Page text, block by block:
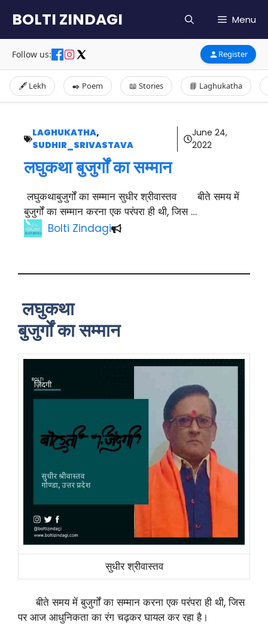
content
BOLTI ZINDAGI Menu
Follow us: Register
🖋️ Lekh ✒️ Poem 📖 Stories 📘 Laghukatha
LAGHUKATHA,
SUDHIR_SRIVASTAVA
June 24,
2022
लघुकथा बुजुर्गों का सम्मान
लघुकथाबुजुर्गों का सम्मान सुधीर श्रीवास्तव बीते समय में
बुजुर्गों का सम्मान करना एक परंपरा ही थी, जिस …
Bolti Zindagi
लघुकथा
बुजुर्गों का सम्मान
सुधीर श्रीवास्तव
बीते समय में बुजुर्गों का सम्मान करना एक परंपरा ही थी, जिस
पर आज आधुनिकता का रंग चढ़कर घायल कर रहा है।